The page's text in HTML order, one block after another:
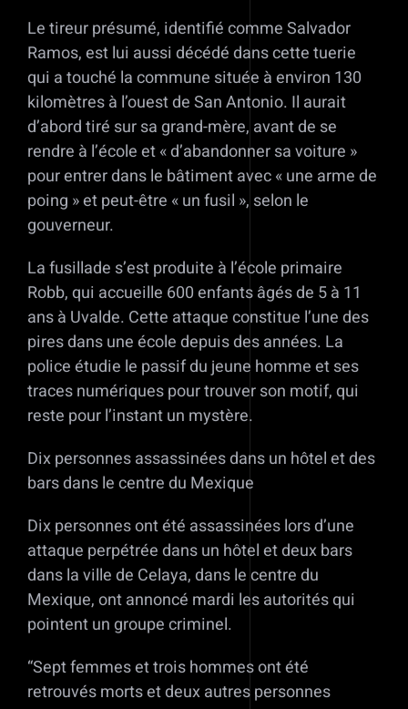
Le tireur présumé, identifié comme Salvador
Ramos, est lui aussi décédé dans cette tuerie
qui a touché la commune située à environ 130
kilomètres à l’ouest de San Antonio. Il aurait
d’abord tiré sur sa grand-mère, avant de se
rendre à l’école et « d’abandonner sa voiture »
pour entrer dans le bâtiment avec « une arme de
poing » et peut-être « un fusil », selon le
gouverneur.
La fusillade s’est produite à l’école primaire
Robb, qui accueille 600 enfants âgés de 5 à 11
ans à Uvalde. Cette attaque constitue l’une des
pires dans une école depuis des années. La
police étudie le passif du jeune homme et ses
traces numériques pour trouver son motif, qui
reste pour l’instant un mystère.
Dix personnes assassinées dans un hôtel et des
bars dans le centre du Mexique
Dix personnes ont été assassinées lors d’une
attaque perpétrée dans un hôtel et deux bars
dans la ville de Celaya, dans le centre du
Mexique, ont annoncé mardi les autorités qui
pointent un groupe criminel.
“Sept femmes et trois hommes ont été
retrouvés morts et deux autres personnes